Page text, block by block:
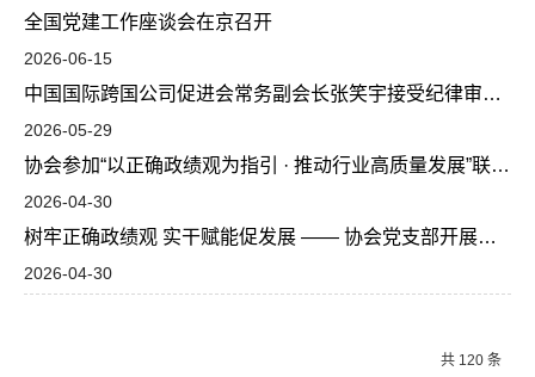
全国党建工作座谈会在京召开
2026-06-15
中国国际跨国公司促进会常务副会长张笑宇接受纪律审查和监察调查
2026-05-29
协会参加“以正确政绩观为指引 · 推动行业高质量发展”联学联建活动
2026-04-30
树牢正确政绩观 实干赋能促发展 —— 协会党支部开展主题党日活动
2026-04-30
共 120 条